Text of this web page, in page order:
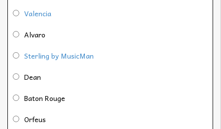
Valencia
Alvaro
Sterling by MusicMan
Dean
Baton Rouge
Orfeus